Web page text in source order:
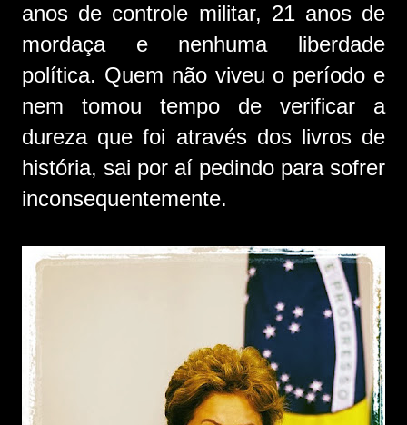
anos de controle militar, 21 anos de
mordaça e nenhuma liberdade
política. Quem não viveu o período e
nem tomou tempo de verificar a
dureza que foi através dos livros de
história, sai por aí pedindo para sofrer
inconsequentemente.